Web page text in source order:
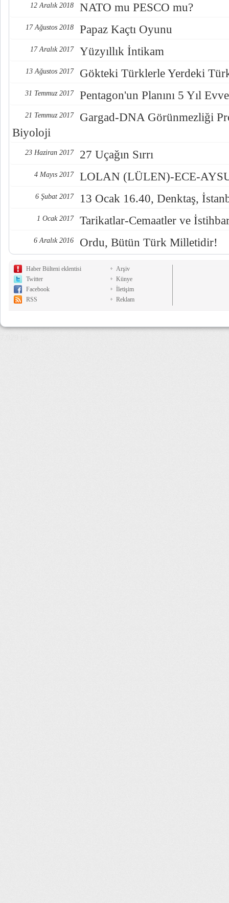
12 Aralık 2018 NATO mu PESCO mu?
17 Ağustos 2018 Papaz Kaçtı Oyunu
17 Aralık 2017 Yüzyıllık İntikam
13 Ağustos 2017 Gökteki Türklerle Yerdeki
31 Temmuz 2017 Pentagon'un Planını 5 Yıl
21 Temmuz 2017
Gargad-DNA Görünmezliği
Biyoloji
23 Haziran 2017 27 Uçağın Sırrı
4 Mayıs 2017 LOLAN (LÜLEN)-ECE-
6 Şubat 2017 13 Ocak 16.40, Denktaş,
1 Ocak 2017 Tarikatlar-Cemaatler ve
6 Aralık 2016 Ordu, Bütün Türk Milletidir!
Haber Bülteni eklentisi
Twitter
Facebook
RSS
Arşiv
Künye
İletişim
Reklam